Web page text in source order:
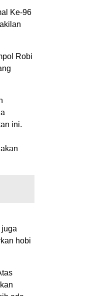
Ke-96
Robi
ini.
hobi